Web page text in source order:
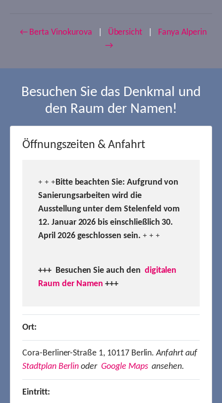
← Berta Vinokurova Übersicht
Fanya Alperin
→
Besuchen Sie das Denkmal und
den Raum der Namen!
Öffnungszeiten & Anfahrt
+ + +Bitte beachten Sie: Aufgrund von
Sanierungsarbeiten wird die
Ausstellung unter dem Stelenfeld vom
12. Januar 2026 bis einschließlich 30.
April 2026 geschlossen sein. + + +
+++ Besuchen Sie auch den digitalen
Raum der Namen +++
Ort:
Cora-Berliner-Straße 1, 10117 Berlin.Anfahrt auf
Stadtplan Berlin oder Google Mapsansehen.
Eintritt: